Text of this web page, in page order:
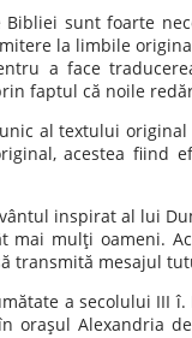
Bibliei sunt foarte
la limbile
a face
faptul că noile
al textului
acestea fiind
inspirat al lui
mai mulţi oameni.
transmită mesajul
a secolului III
oraşul Alexandria